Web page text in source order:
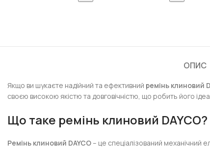
ОПИС
Якщо ви шукаєте надійний та ефективний ремінь клиновий
своєю високою якістю та довговічністю, що робить його
Що таке ремінь клиновий DAYCO?
Ремінь клиновий DAYCO – це спеціалізований механічний